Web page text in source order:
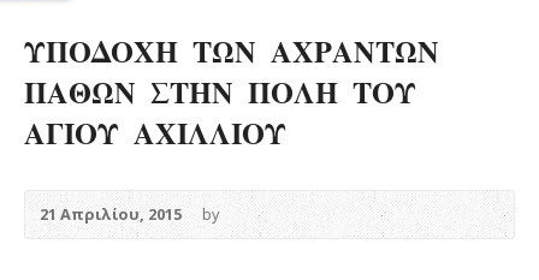
ΥΠΟΔΟΧΗ ΤΩΝ ΑΧΡΑΝΤΩΝ
ΠΑΘΩΝ ΣΤΗΝ ΠΟΛΗ ΤΟΥ
ΑΓΙΟΥ ΑΧΙΛΛΙΟΥ
21 Απριλίου, 2015 by